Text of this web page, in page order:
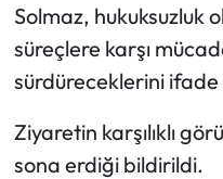
Solmaz, hukuksuzluk
süreçlere karşı
sürdüreceklerini ifade
Ziyaretin karşılıklı
sona erdiği bildirildi.
Yerel Haberler